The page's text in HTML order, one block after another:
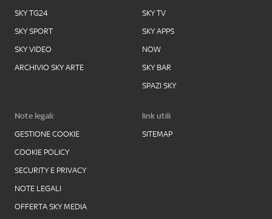
SKY TG24
SKY SPORT
SKY VIDEO
ARCHIVIO SKY ARTE
SKY TV
SKY APPS
NOW
SKY BAR
SPAZI SKY
Note legali:
GESTIONE COOKIE
COOKIE POLICY
SECURITY E PRIVACY
NOTE LEGALI
OFFERTA SKY MEDIA
link utili
SITEMAP